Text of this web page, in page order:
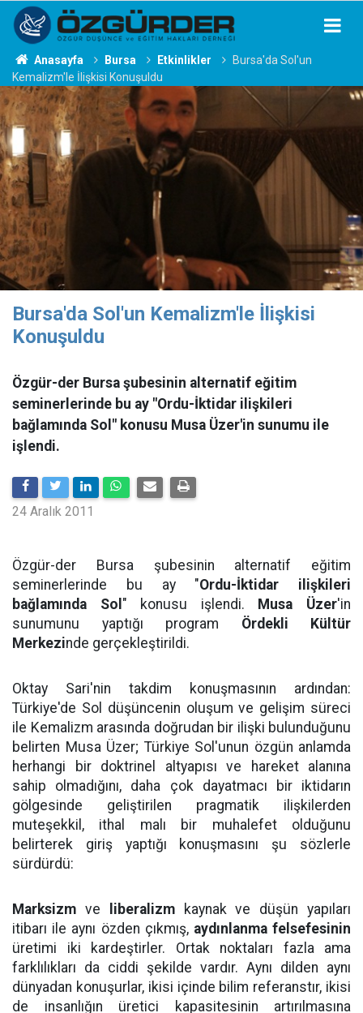
Anasayfa Bursa Etkinlikler
Bursa'da Sol'un
Kemalizm'le İlişkisi Konuşuldu
Bursa'da Sol'un Kemalizm'le İlişkisi
Konuşuldu
Özgür-der Bursa şubesinin alternatif eğitim
seminerlerinde bu ay "Ordu-İktidar ilişkileri
bağlamında Sol" konusu Musa Üzer'in sunumu ile
işlendi.
24 Aralık 2011
Özgür-der Bursa şubesinin alternatif eğitim
seminerlerinde bu ay "Ordu-İktidar ilişkileri
bağlamında Sol " konusu işlendi. Musa Üzer'in
sunumunu yaptığı program Ördekli Kültür
Merkezinde gerçekleştirildi.
Oktay Sari'nin takdim konuşmasının ardından:
Türkiye'de Sol düşüncenin oluşum ve gelişim süreci
ile Kemalizm arasında doğrudan bir ilişki bulunduğunu
belirten Musa Üzer; Türkiye Sol'unun özgün anlamda
herhangi bir doktrinel altyapısı ve hareket alanına
sahip olmadığını, daha çok dayatmacı bir iktidarın
gölgesinde geliştirilen pragmatik ilişkilerden
muteşekkil, ithal malı bir muhalefet olduğunu
belirterek giriş yaptığı konuşmasını şu sözlerle
sürdürdü:
Marksizm ve liberalizmkaynak ve düşün yapıları
itibarı ile aynı özden çıkmış, aydınlanma felsefesinin
üretimi iki kardeştirler. Ortak noktaları fazla ama
farklılıkları da ciddi şekilde vardır. Aynı dilden aynı
dünyadan konuşurlar, ikisi içinde bilim referanstır, ikisi
de insanlığın üretici kapasitesinin artırılmasına